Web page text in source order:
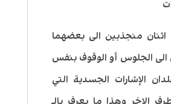
اثنان منجذبين الى بعضهما
الجلوس أو الوقوف بنفس
الإشارات الجسدية التي